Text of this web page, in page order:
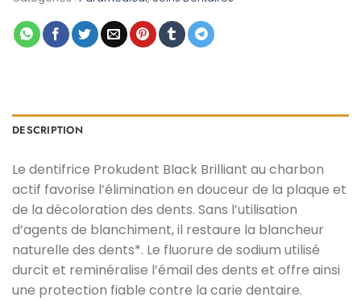
DESCRIPTION
Le dentifrice Prokudent Black Brilliant au charbon
actif favorise l’élimination en douceur de la plaque et
de la décoloration des dents. Sans l’utilisation
d’agents de blanchiment, il restaure la blancheur
naturelle des dents*. Le fluorure de sodium utilisé
durcit et reminéralise l’émail des dents et offre ainsi
une protection fiable contre la carie dentaire.